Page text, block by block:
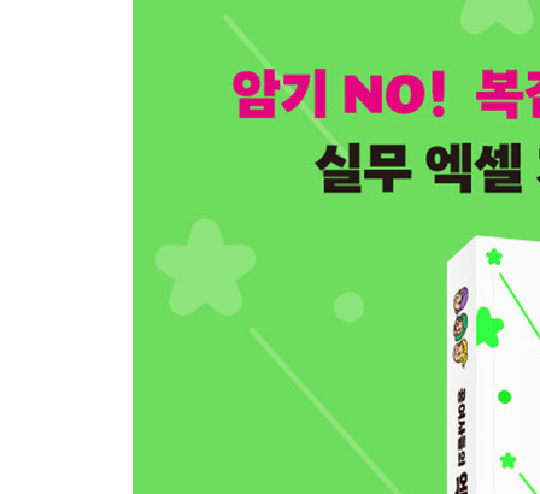
04 최소한의 엑셀 상식⑦ : 날짜와 시간을 다루는
CHAPTER 03 직장인이 진짜 쓰는 엑셀을 만나봐
01 최소한의 엑셀 상식⑧ : 데이터 정리의 핵심! [IF]
02 최소한의 엑셀 상식⑨ : 직장인의 숙명! 여러 테
03 최소한의 엑셀 상식⑩ : 원하는 값만 세어주는
04 최소한의 엑셀 상식⑪ : 원하는 값만 더해주는
CHAPTER 04 직장인 엑셀의 치트키를 장착해요
01 최소한의 엑셀 상식⑫ : 빠르게 보고서를 작성
02 최소한의 엑셀 상식⑬ : 지저분한 데이터로 보고
03 최소한의 엑셀 상식⑭ : 흩어져 있는 데이터로
★PART 01 핵심 내용 공여사들이 딱 알려드림!
PART 02 챗GPT의 영역 : AI 시대의 일잘러는 챗